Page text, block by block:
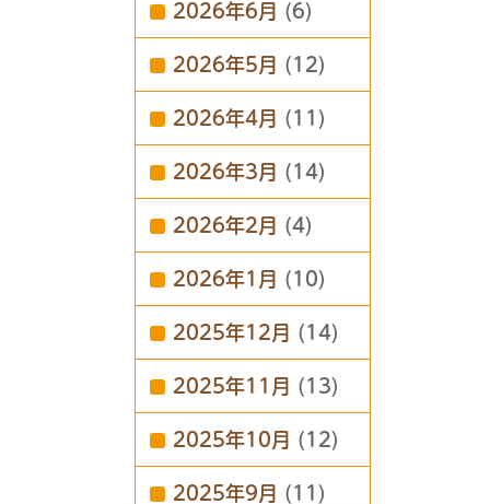
2026年6月 (6)
2026年5月 (12)
2026年4月 (11)
2026年3月 (14)
2026年2月 (4)
2026年1月 (10)
2025年12月 (14)
2025年11月 (13)
2025年10月 (12)
2025年9月 (11)